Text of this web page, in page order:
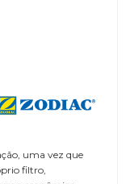
uma vez que
filtro,